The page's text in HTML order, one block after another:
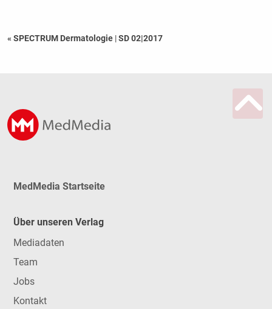
« SPECTRUM Dermatologie |SD 02|2017
MedMedia Startseite
Über unseren Verlag
Mediadaten
Team
Jobs
Kontakt